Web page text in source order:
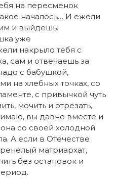
на пересменок
началось… И ежели
и выйдешь.
уже
накрыло тебя с
сам и отвечаешь за
с бабушкой,
на хлебных точках, со
с привычкой чуть
мочить и отрезать,
вы давно вместе и
со своей холодной
А если в Отечестве
матриархат,
без остановок и